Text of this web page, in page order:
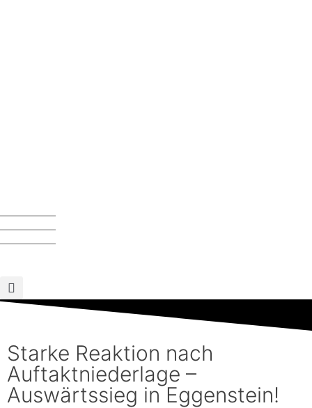
Starke Reaktion nach
Auftaktniederlage –
Auswärtssieg in Eggenstein!